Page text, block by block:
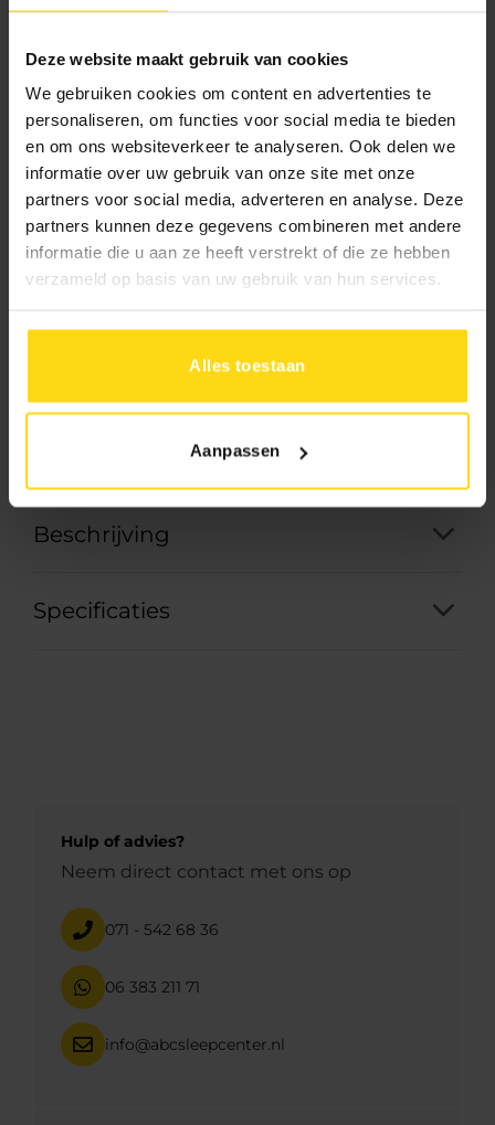
Deze website maakt gebruik van cookies
We gebruiken cookies om content en advertenties te
personaliseren, om functies voor social media te bieden
en om ons websiteverkeer te analyseren. Ook delen we
informatie over uw gebruik van onze site met onze
partners voor social media, adverteren en analyse. Deze
partners kunnen deze gegevens combineren met andere
informatie die u aan ze heeft verstrekt of die ze hebben
verzameld op basis van uw gebruik van hun services.
Alles toestaan
Aanpassen
Uw prijs: 895.-
10% aanbetalen
Rest bij levering
In 1 keer betalen
Levertijd:
Toevoegen aan winkelwagen
Beschrijving
Specificaties
Hulp of advies?
Neem direct contact met ons op
071 - 542 68 36
06 383 211 71
info@abcsleepcenter.nl